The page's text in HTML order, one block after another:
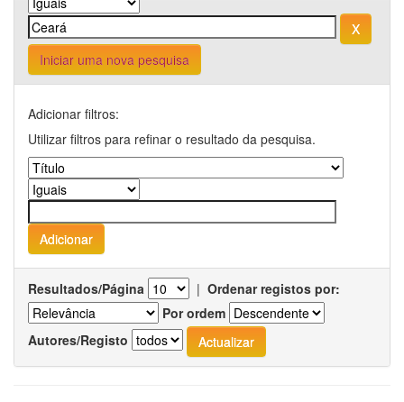
Iniciar uma nova pesquisa
Adicionar filtros:
Utilizar filtros para refinar o resultado da pesquisa.
Resultados/Página | Ordenar registos por:
Por ordem
Autores/Registo